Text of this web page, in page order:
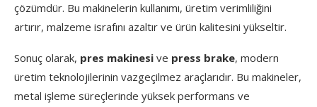
çözümdür. Bu makinelerin kullanımı, üretim verimliliğini
artırır, malzeme israfını azaltır ve ürün kalitesini yükseltir.
Sonuç olarak, pres makinesi ve press brake, modern
üretim teknolojilerinin vazgeçilmez araçlarıdır. Bu makineler,
metal işleme süreçlerinde yüksek performans ve